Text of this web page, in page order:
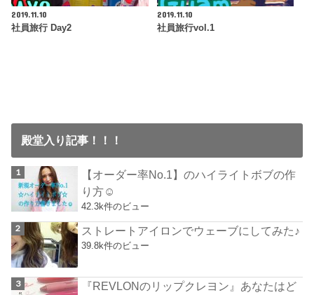
2019.11.10
社員旅行 Day2
2019.11.10
社員旅行vol.1
殿堂入り記事！！！
【オーダー率No.1】のハイライトボブの作
り方☺︎
42.3k件のビュー
ストレートアイロンでウェーブにしてみた♪
39.8k件のビュー
『REVLONのリップクレヨン』あなたはど